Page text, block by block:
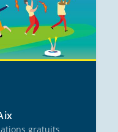
gratuits